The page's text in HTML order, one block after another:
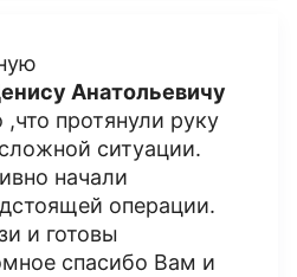
Анатольевичу
,что протянули руку
ситуации.
начали
операции.
и готовы
спасибо Вам и